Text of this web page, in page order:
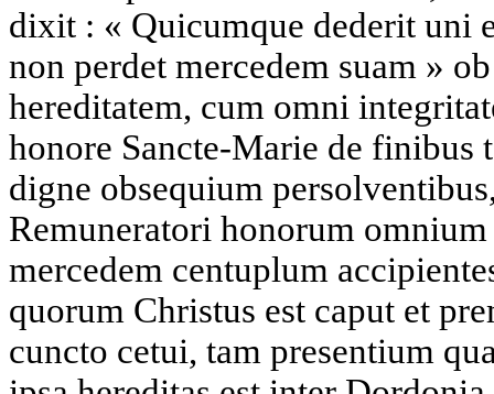
dixit : « Quicumque dederit uni
non perdet mercedem suam »
hereditatem, cum omni
honore Sancte-Marie de
digne obsequium
Remuneratori honorum
mercedem centuplum
quorum Christus est caput et
cuncto cetui, tam presentium